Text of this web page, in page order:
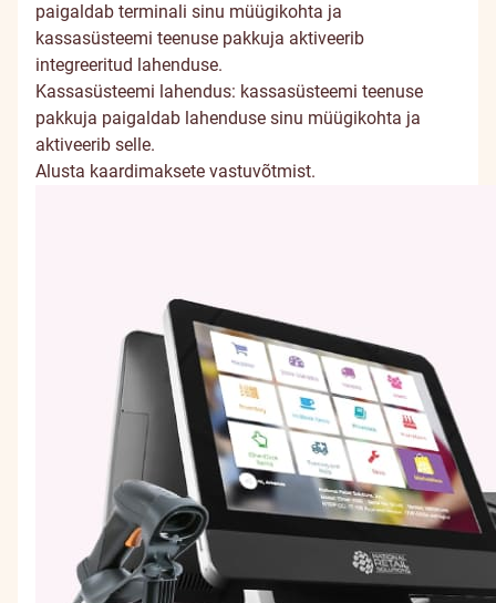
paigaldab terminali sinu müügikohta ja
kassasüsteemi teenuse pakkuja aktiveerib
integreeritud lahenduse.
Kassasüsteemi lahendus: kassasüsteemi teenuse
pakkuja paigaldab lahenduse sinu müügikohta ja
aktiveerib selle.
Alusta kaardimaksete vastuvõtmist.